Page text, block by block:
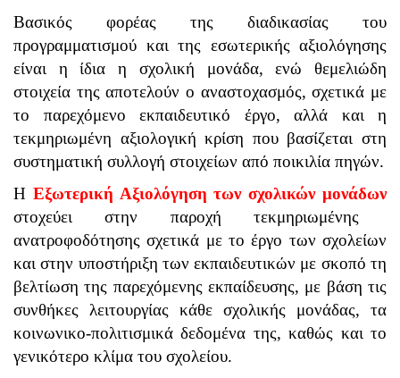
Βασικός φορέας της διαδικασίας του
προγραμματισμού και της εσωτερικής αξιολόγησης
είναι η ίδια η σχολική μονάδα, ενώ θεμελιώδη
στοιχεία της αποτελούν ο αναστοχασμός, σχετικά με
το παρεχόμενο εκπαιδευτικό έργο, αλλά και η
τεκμηριωμένη αξιολογική κρίση που βασίζεται στη
συστηματική συλλογή στοιχείων από ποικιλία πηγών.
Η Εξωτερική Αξιολόγηση των σχολικών μονάδων
στοχεύει στην παροχή τεκμηριωμένης
ανατροφοδότησης σχετικά με το έργο των σχολείων
και στην υποστήριξη των εκπαιδευτικών με σκοπό τη
βελτίωση της παρεχόμενης εκπαίδευσης, με βάση τις
συνθήκες λειτουργίας κάθε σχολικής μονάδας, τα
κοινωνικο-πολιτισμικά δεδομένα της, καθώς και το
γενικότερο κλίμα του σχολείου.